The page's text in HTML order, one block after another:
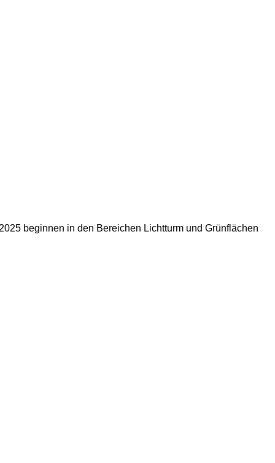
beginnen in den Bereichen Lichtturm und Grünflächen